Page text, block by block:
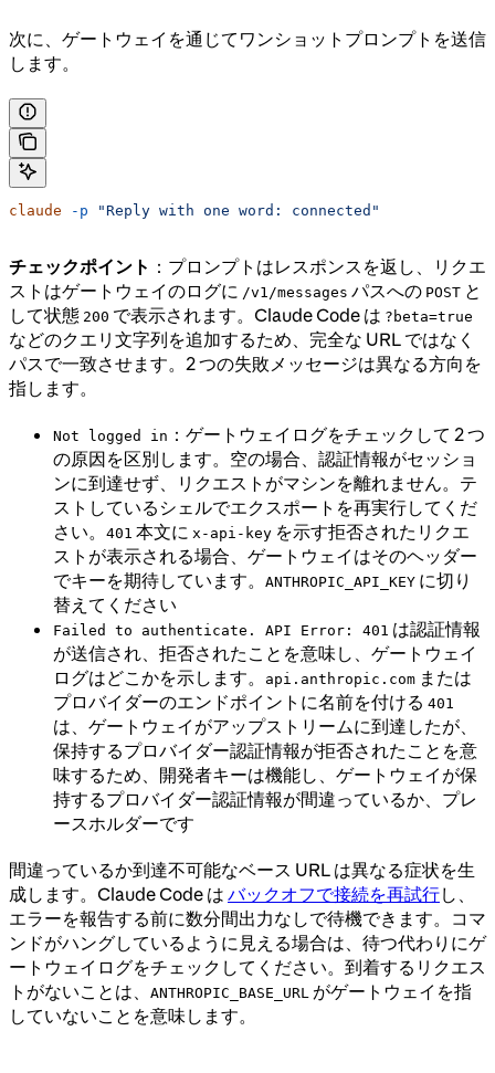
次に、ゲートウェイを通じてワンショットプロンプトを送信
します。
claude -p "Reply with one word: connected"
チェックポイント ：プロンプトはレスポンスを返し、リクエ
ストはゲートウェイのログに /v1/messages パスへの POST と
して状態 200 で表示されます。Claude Code は ?beta=true
などのクエリ文字列を追加するため、完全な URL ではなく
パスで一致させます。2 つの失敗メッセージは異なる方向を
指します。
Not logged in ：ゲートウェイログをチェックして 2 つ
の原因を区別します。空の場合、認証情報がセッショ
ンに到達せず、リクエストがマシンを離れません。テ
ストしているシェルでエクスポートを再実行してくだ
さい。
401 本文に x-api-key を示す拒否されたリクエ
ストが表示される場合、ゲートウェイはそのヘッダー
でキーを期待しています。
ANTHROPIC_API_KEY に切り
替えてください
Failed to authenticate. API Error: 401 は認証情報
が送信され、拒否されたことを意味し、ゲートウェイ
ログはどこかを示します。
api.anthropic.com または
プロバイダーのエンドポイントに名前を付ける 401
は、ゲートウェイがアップストリームに到達したが、
保持するプロバイダー認証情報が拒否されたことを意
味するため、開発者キーは機能し、ゲートウェイが保
持するプロバイダー認証情報が間違っているか、プレ
ースホルダーです
間違っているか到達不可能なベース URL は異なる症状を生
成します。Claude Code は バックオフで接続を再試行し、
エラーを報告する前に数分間出力なしで待機できます。コマ
ンドがハングしているように見える場合は、待つ代わりにゲ
ートウェイログをチェックしてください。到着するリクエス
トがないことは、
ANTHROPIC_BASE_URL がゲートウェイを指
していないことを意味します。